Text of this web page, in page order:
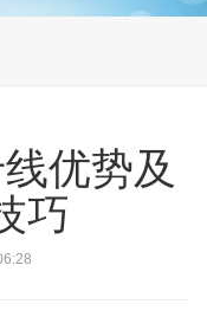
优势及
巧